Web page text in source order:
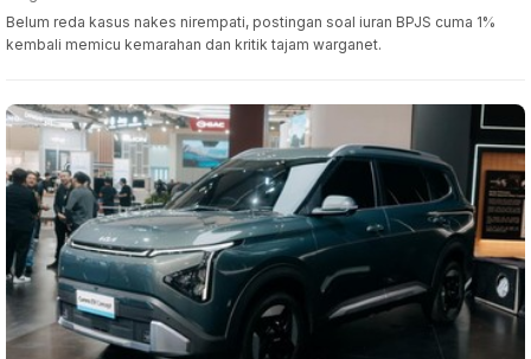
Belum reda kasus nakes nirempati, postingan soal iuran BPJS cuma 1%
kembali memicu kemarahan dan kritik tajam warganet.